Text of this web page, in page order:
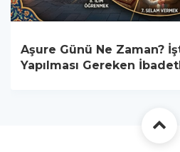
Aşure Günü Ne Zaman?
Yapılması Gereken